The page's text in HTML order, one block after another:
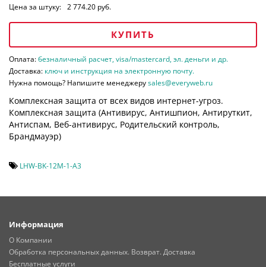
Цена за штуку: 2 774.20 руб.
КУПИТЬ
Оплата:безналичный расчет, visa/mastercard, эл. деньги и др.
Доставка: ключ и инструкция на электронную почту.
Нужна помощь? Напишите менеджеруsales@everyweb.ru
Комплексная защита от всех видов интернет-угроз.
Комплексная защита (Антивирус, Антишпион, Антируткит,
Антиспам, Веб-антивирус, Родительский контроль,
Брандмауэр)
LHW-BK-12M-1-A3
Информация
О Компании
Обработка персональных данных. Возврат. Доставка
Бесплатные услуги